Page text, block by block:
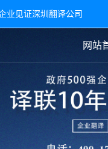
业见证深圳翻译公司
网站
文件翻译 医
广交会翻译
译
日语翻译
签证
银行流
驾照翻
翻译新闻